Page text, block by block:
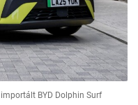
BYD Dolphin Surf